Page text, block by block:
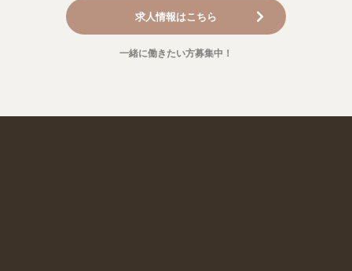
求人情報はこちら
一緒に働きたい方募集中！